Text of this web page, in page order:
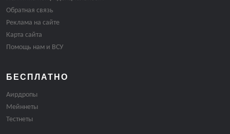
Обратная связь
Реклама на сайте
Карта сайта
Помощь нам и ВСУ
БЕСПЛАТНО
Аирдропы
Мейннеты
Тестнеты